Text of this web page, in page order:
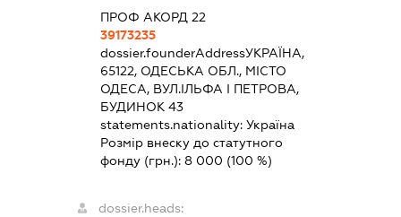
ПРОФ АКОРД 22
39173235
dossier.founderAddressУКРАЇНА,
65122, ОДЕСЬКА ОБЛ., МІСТО
ОДЕСА, ВУЛ.ІЛЬФА І ПЕТРОВА,
БУДИНОК 43
statements.nationality:Україна
Розмір внеску до статутного
фонду (грн.):8 000 (100 %)
dossier.heads: